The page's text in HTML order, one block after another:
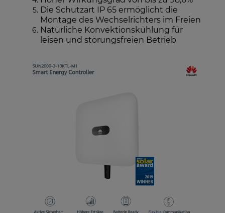
Die Schutzart IP 65 ermöglicht die
Montage des Wechselrichters im Freien
Natürliche Konvektionskühlung für
leisen und störungsfreien Betrieb